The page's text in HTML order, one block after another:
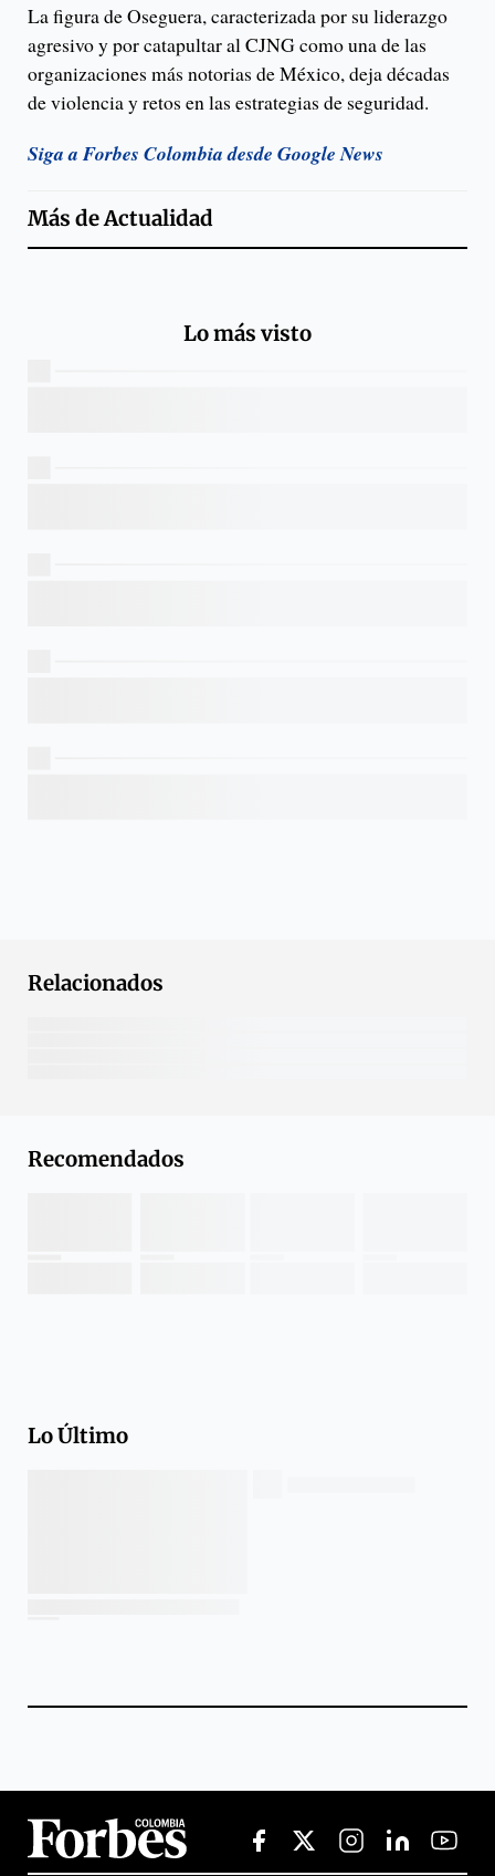
La figura de Oseguera, caracterizada por su liderazgo
agresivo y por catapultar al CJNG como una de las
organizaciones más notorias de México, deja décadas
de violencia y retos en las estrategias de seguridad.
Siga a Forbes Colombia desde Google News
Más deActualidad
Lo más visto
Relacionados
Recomendados
Lo Último